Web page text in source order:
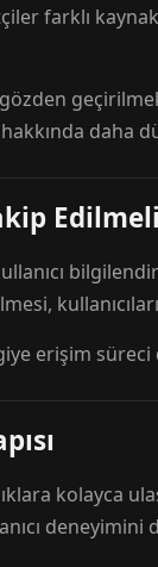
farklı
daha
erişim süreci
kolayca
deneyimini